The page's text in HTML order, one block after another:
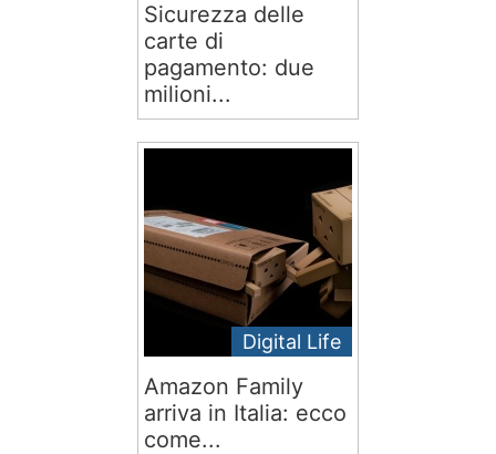
Sicurezza delle
carte di
pagamento: due
milioni...
Digital Life
Amazon Family
arriva in Italia: ecco
come...